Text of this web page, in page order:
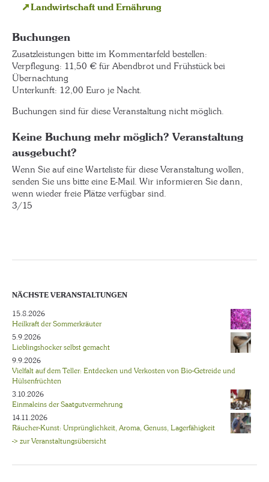
Landwirtschaft und Ernährung
Buchungen
Zusatzleistungen bitte im Kommentarfeld bestellen:
Verpflegung: 11,50 € für Abendbrot und Frühstück bei
Übernachtung
Unterkunft: 12,00 Euro je Nacht.
Buchungen sind für diese Veranstaltung nicht möglich.
Keine Buchung mehr möglich? Veranstaltung
ausgebucht?
Wenn Sie auf eine Warteliste für diese Veranstaltung wollen,
senden Sie uns bitte eine E-Mail. Wir informieren Sie dann,
wenn wieder freie Plätze verfügbar sind.
3/15
NÄCHSTE VERANSTALTUNGEN
15.8.2026
Heilkraft der Sommerkräuter
5.9.2026
Lieblingshocker selbst gemacht
9.9.2026
Vielfalt auf dem Teller: Entdecken und Verkosten von Bio-Getreide und
Hülsenfrüchten
3.10.2026
Einmaleins der Saatgutvermehrung
14.11.2026
Räucher-Kunst: Ursprünglichkeit, Aroma, Genuss, Lagerfähigkeit
-> zur Veranstaltungsübersicht